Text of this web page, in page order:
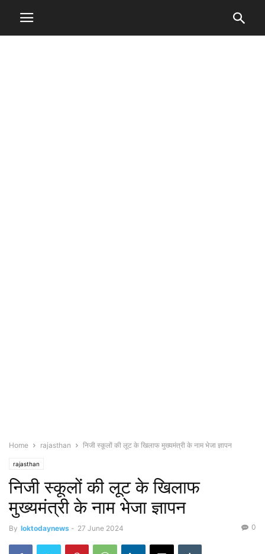
Home rajasthan निजी स्कूलों की लूट के खिलाफ मुख्यमंत्री के नाम भेजा ज्ञापन
rajasthan
निजी स्कूलों की लूट के खिलाफ
मुख्यमंत्री के नाम भेजा ज्ञापन
By loktodaynews - 27 June 2024 0